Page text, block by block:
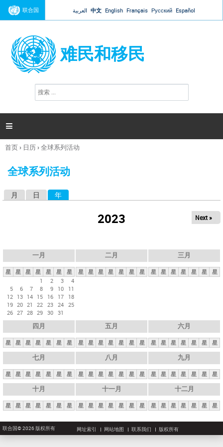
Jump to navigation
联合国 العربية 中文 English Français Русский Español
难民和移民
搜
索

你
这
首页› 日历›全球系列活动
全球系列活动
月 日 年
2023 Next »
一月
星 星 星 星 星 星
星
1
2 3
4
5
6 7 8 9 10
11
12 13 14 15 16 17
18
19 20 21 22 23 24 25
26 27 28 29 30 31
二月
星 星 星 星 星 星 星
三月
星 星 星 星 星 星 星
四月
星 星 星 星 星 星 星
五月
星 星 星 星 星 星 星
六月
星 星 星 星 星 星 星
七月
星 星 星 星 星 星 星
八月
星 星 星 星 星 星 星
九月
星 星 星 星 星 星 星
十月
星 星 星 星 星 星 星
十一月
星 星 星 星 星 星 星
十二月
星 星 星 星 星 星 星
联合国© 2026 版权所有 网址索引 网站地图 联系我们 版权所有